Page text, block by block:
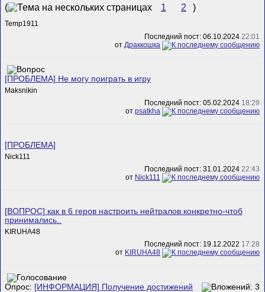
( 1 2 )
Temp1911
Последний пост: 06.10.2024 22:01
от Драккошка
[ПРОБЛЕМА] Не могу поиграть в игру
Maksnikin
Последний пост: 05.02.2024 18:29
от psatkha
[ПРОБЛЕМА]
Nick111
Последний пост: 31.01.2024 22:43
от Nick111
[ВОПРОС] как в 6 геров настроить нейтралов.конкретно-чтоб
принимались..
KIRUHA48
Последний пост: 19.12.2022 17:28
от KIRUHA48
Опрос: [ИНФОРМАЦИЯ] Получение достижений